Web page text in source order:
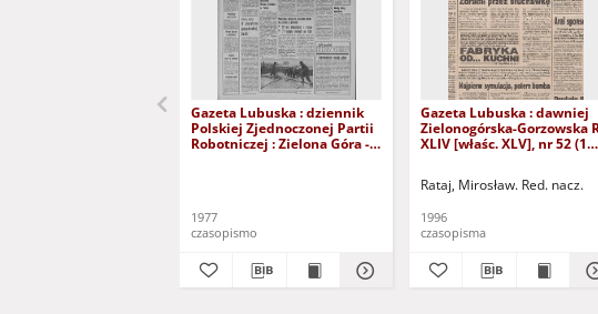
Gazeta Lubuska : dziennik
Polskiej Zjednoczonej Partii
Robotniczej : Zielona Góra -
1977
czasopismo
Gazeta Lubuska : dawniej
Zielonogórska-Gorzowska
XLIV [właśc. XLV], nr 52 (1
Rataj, Mirosław. Red. nacz.
1996
czasopisma